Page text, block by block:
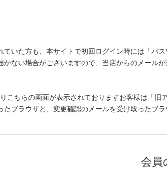
いた方も、本サイトで初回ログイン時には「パ
ない場合がございますので、当店からのメール
こちらの画面が表示されておりますお客様は「
ブラウザと、変更確認のメールを受け取ったブ
会員